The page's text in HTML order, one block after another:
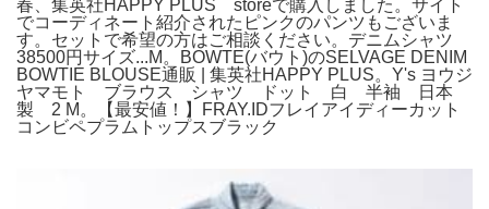
春、集英社HAPPY PLUS storeで購入しました。サイト
でコーディネート紹介されたピンクのパンツもございま
す。セットで希望の方はご相談ください。デニムシャツ
38500円サイズ...M。BOWTE(バウト)のSELVAGE DENIM
BOWTIE BLOUSE通販 | 集英社HAPPY PLUS。Y's ヨウジ
ヤマモト ブラウス シャツ ドット 白 半袖 日本
製 2 M。【最安値！】FRAY.IDフレイアイディーカット
コンビペプラムトップスブラック